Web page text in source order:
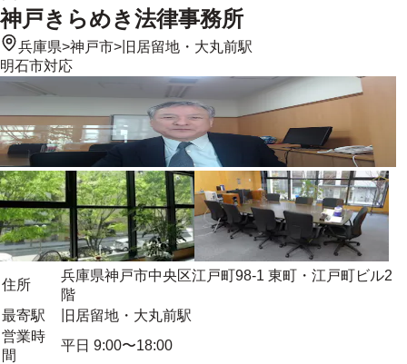
神戸きらめき法律事務所
兵庫県>神戸市> 旧居留地・大丸前駅
明石市対応
住所
兵庫県神戸市中央区江戸町98-1 東町・江戸町ビル2
階
最寄駅
旧居留地・大丸前駅
営業時
間
平日 9:00〜18:00